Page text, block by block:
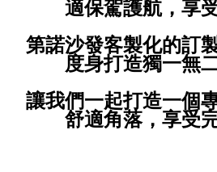
適保駕護航，享
第諾沙發客製化的訂
度身打造獨一無
讓我們一起打造一個
舒適角落，享受